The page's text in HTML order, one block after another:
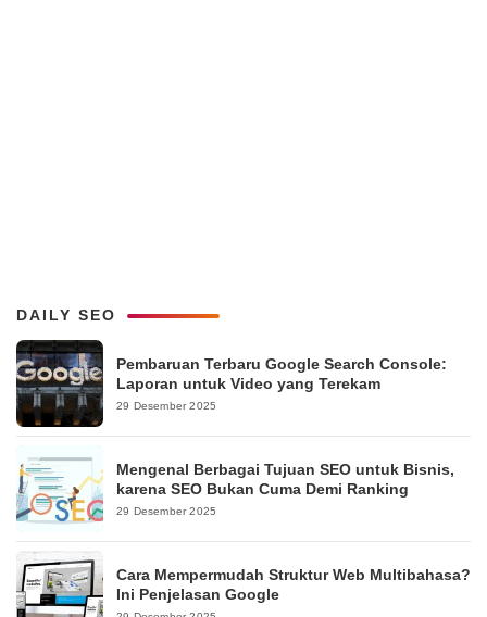
DAILY SEO
Pembaruan Terbaru Google Search Console:
Laporan untuk Video yang Terekam
29 Desember 2025
Mengenal Berbagai Tujuan SEO untuk Bisnis,
karena SEO Bukan Cuma Demi Ranking
29 Desember 2025
Cara Mempermudah Struktur Web Multibahasa?
Ini Penjelasan Google